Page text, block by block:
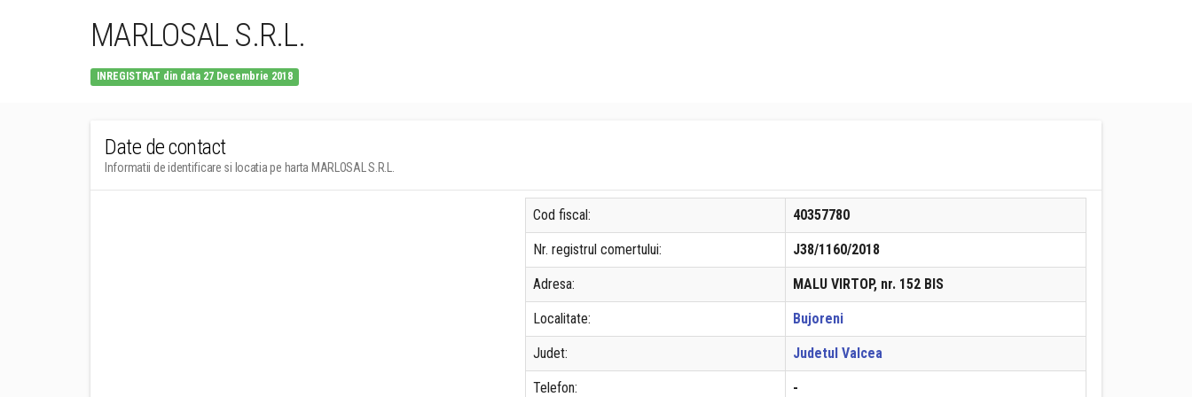
MARLOSAL S.R.L.
INREGISTRAT din data 27 Decembrie 2018
Date de contact
Informatii de identificare si locatia pe harta MARLOSAL S.R.L.
Cod fiscal: 40357780
Nr. registrul comertului: J38/1160/2018
Adresa: MALU VIRTOP, nr. 152 BIS
Localitate: Bujoreni
Judet: Judetul Valcea
Telefon: -